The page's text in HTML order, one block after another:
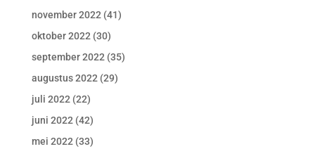
november 2022 (41)
oktober 2022 (30)
september 2022 (35)
augustus 2022 (29)
juli 2022 (22)
juni 2022 (42)
mei 2022 (33)